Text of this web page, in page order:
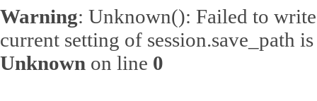
Warning: Unknown(): Failed to
current setting of session.save_path
Unknown on line 0